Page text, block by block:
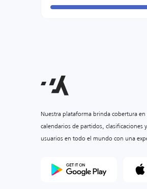
Nuestra plataforma brinda cobertura
calendarios de partidos,
usuarios en todo el mundo con una